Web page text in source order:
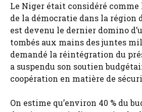
Le Niger était considéré
de la démocratie dans la région
est devenu le dernier domino
tombés aux mains des juntes
demandé la réintégration du
a suspendu son soutien
coopération en matière de
On estime qu’environ 40 % du